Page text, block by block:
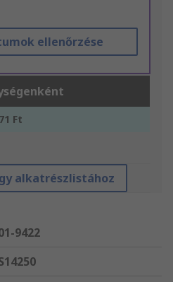
ellenőrzése
Ft
alkatrészlistához
9422